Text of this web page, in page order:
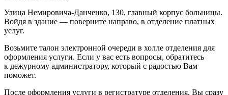
Улица Немировича-Данченко, 130, главный корпус больницы.
Войдя в здание — поверните направо, в отделение платных
услуг.
Возьмите талон электронной очереди в холле отделения для
оформления услуги. Если у вас есть вопросы, обратитесь
к дежурному администратору, который с радостью Вам
поможет.
После оформления услуги в регистратуре отделения, Вы сразу